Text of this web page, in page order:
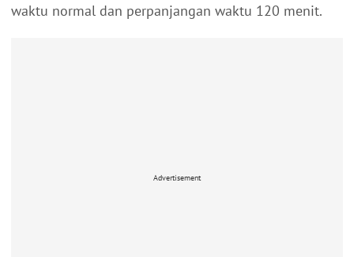
waktu normal dan perpanjangan waktu 120 menit.
Advertisement